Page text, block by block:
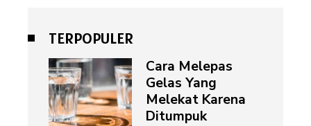
TERPOPULER
Cara Melepas
Gelas Yang
Melekat Karena
Ditumpuk